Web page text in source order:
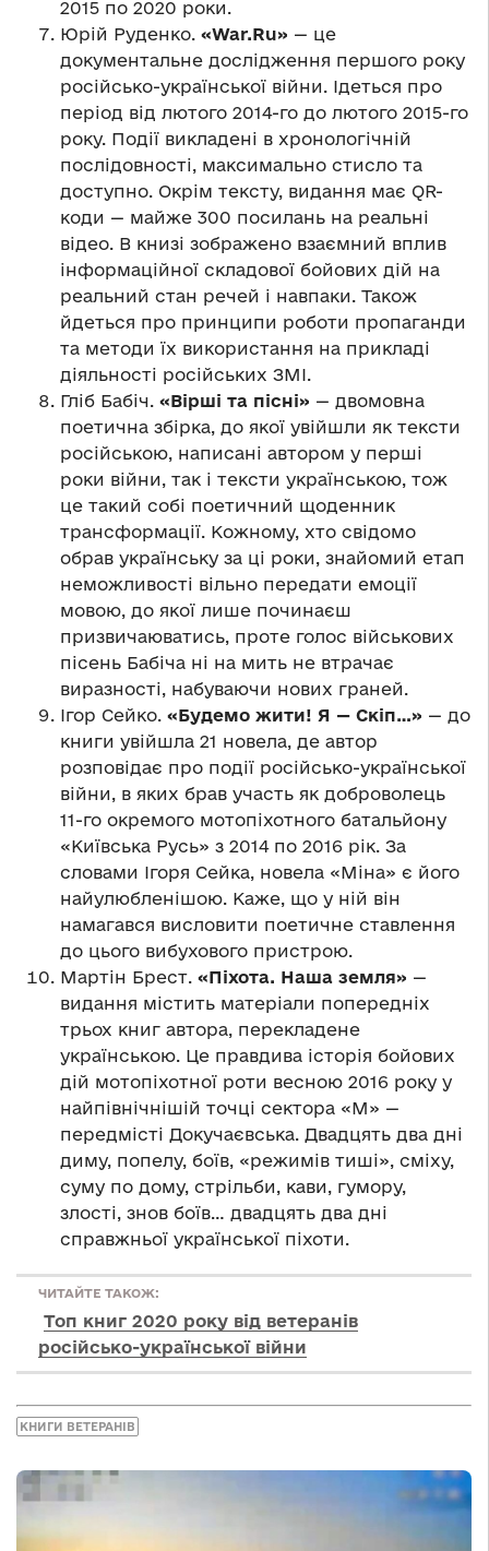
2015 по 2020 роки.
Юрій Руденко. «War.Ru» — це
документальне дослідження першого року
російсько-української війни. Ідеться про
період від лютого 2014-го до лютого 2015-го
року. Події викладені в хронологічній
послідовності, максимально стисло та
доступно. Окрім тексту, видання має QR-
коди — майже 300 посилань на реальні
відео. В книзі зображено взаємний вплив
інформаційної складової бойових дій на
реальний стан речей і навпаки. Також
йдеться про принципи роботи пропаганди
та методи їх використання на прикладі
діяльності російських ЗМІ.
Гліб Бабіч. «Вірші та пісні» — двомовна
поетична збірка, до якої увійшли як тексти
російською, написані автором у перші
роки війни, так і тексти українською, тож
це такий собі поетичний щоденник
трансформації. Кожному, хто свідомо
обрав українську за ці роки, знайомий етап
неможливості вільно передати емоції
мовою, до якої лише починаєш
призвичаюватись, проте голос військових
пісень Бабіча ні на мить не втрачає
виразності, набуваючи нових граней.
Ігор Сейко. «Будемо жити! Я — Скіп…» — до
книги увійшла 21 новела, де автор
розповідає про події російсько-української
війни, в яких брав участь як доброволець
11-го окремого мотопіхотного батальйону
«Київська Русь» з 2014 по 2016 рік. За
словами Ігоря Сейка, новела «Міна» є його
найулюбленішою. Каже, що у ній він
намагався висловити поетичне ставлення
до цього вибухового пристрою.
Мартін Брест. «Піхота. Наша земля» —
видання містить матеріали попередніх
трьох книг автора, перекладене
українською. Це правдива історія бойових
дій мотопіхотної роти весною 2016 року у
найпівнічнішій точці сектора «М» —
передмісті Докучаєвська. Двадцять два дні
диму, попелу, боїв, «режимів тиші», сміху,
суму по дому, стрільби, кави, гумору,
злості, знов боїв… двадцять два дні
справжньої української піхоти.
ЧИТАЙТЕ ТАКОЖ:
Топ книг 2020 року від ветеранів
російсько-української війни
КНИГИ ВЕТЕРАНІВ